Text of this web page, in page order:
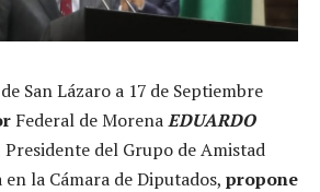
San Lázaro a 17 de Septiembre
Federal de MorenaEDUARDO
Presidente del Grupo de Amistad
la Cámara de Diputados, propone